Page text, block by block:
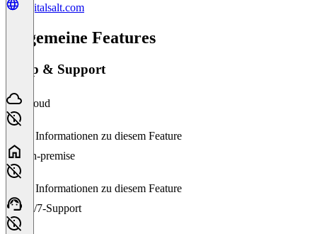
digitalsalt.com
Allgemeine Features
Setup & Support
Cloud
Keine Informationen zu diesem Feature
On-premise
Keine Informationen zu diesem Feature
24/7-Support